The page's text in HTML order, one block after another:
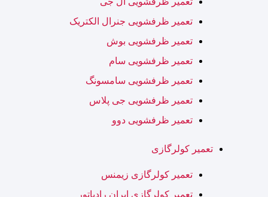
تعمیر ظرفشویی جنرال الکتریک
تعمیر ظرفشویی بوش
تعمیر ظرفشویی سام
تعمیر ظرفشویی سامسونگ
تعمیر ظرفشویی جی پلاس
تعمیر ظرفشویی دوو
تعمیر کولرگازی
تعمیر کولرگازی زیمنس
تعمیر کولرگازی ایران رادیاتور